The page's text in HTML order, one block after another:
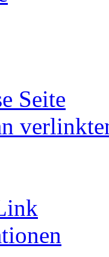
Seite